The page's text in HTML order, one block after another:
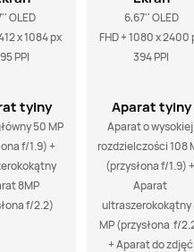
OLED
x 1084 px
PPI
tylny
50 MP
f/1.9) +
8MP
f/2.2)
6,67'' OLED
FHD + 1080 x 2400
394 PPI
Aparat tylny
Aparat o wysokiej
rozdzielczości 108
(przysłona f/1.9) +
Aparat
ultraszerokokątny
MP (przysłona  f/
+ Aparat do zdjęć